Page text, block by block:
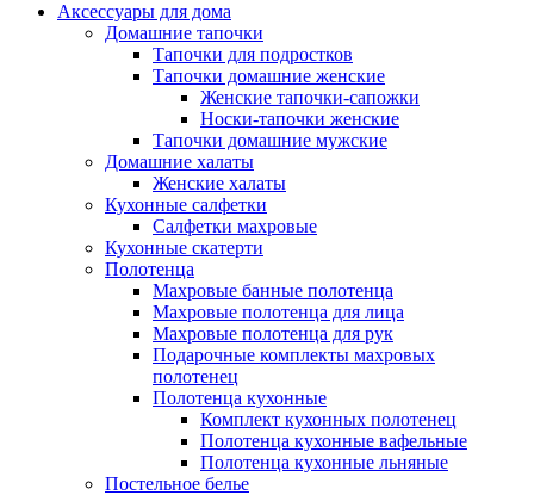
Аксессуары для дома
Домашние тапочки
Тапочки для подростков
Тапочки домашние женские
Женские тапочки-сапожки
Носки-тапочки женские
Тапочки домашние мужские
Домашние халаты
Женские халаты
Кухонные салфетки
Салфетки махровые
Кухонные скатерти
Полотенца
Махровые банные полотенца
Махровые полотенца для лица
Махровые полотенца для рук
Подарочные комплекты махровых
полотенец
Полотенца кухонные
Комплект кухонных полотенец
Полотенца кухонные вафельные
Полотенца кухонные льняные
Постельное белье